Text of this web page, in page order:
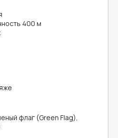
400 м
флаг (Green Flag),